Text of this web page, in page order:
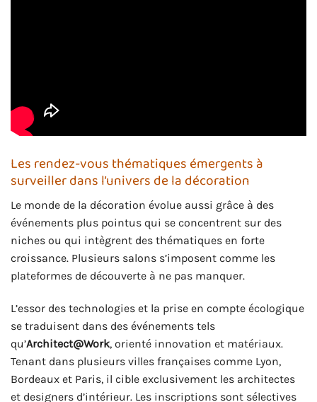
Les rendez-vous thématiques émergents à
surveiller dans l’univers de la décoration
Le monde de la décoration évolue aussi grâce à des
événements plus pointus qui se concentrent sur des
niches ou qui intègrent des thématiques en forte
croissance. Plusieurs salons s’imposent comme les
plateformes de découverte à ne pas manquer.
L’essor des technologies et la prise en compte écologique
se traduisent dans des événements tels
qu’Architect@Work, orienté innovation et matériaux.
Tenant dans plusieurs villes françaises comme Lyon,
Bordeaux et Paris, il cible exclusivement les architectes
et designers d’intérieur. Les inscriptions sont sélectives